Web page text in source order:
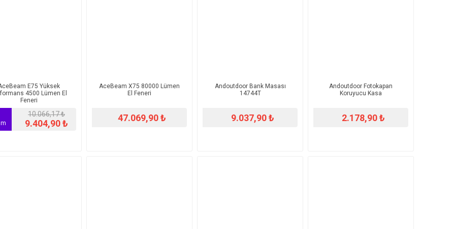
E75 Yüksek
4500 Lümen El
Feneri
10.066,17 ₺
9.404,90 ₺
AceBeam X75 80000 Lümen
El Feneri
47.069,90 ₺
Andoutdoor Bank Masası
14744T
9.037,90 ₺
Andoutdoor Fotokapan
Koruyucu Kasa
2.178,90 ₺